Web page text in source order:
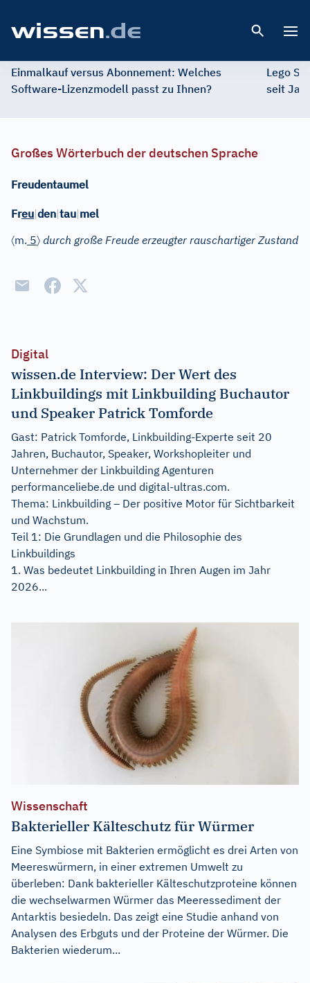
Einmalkauf versus Abonnement: Welches
Software-Lizenzmodell passt zu Ihnen?
Lego
seit
Großes Wörterbuch der deutschen Sprache
Freudentaumel
Freu|den|tau|mel
〈m. 5〉 durch große Freude erzeugter rauschartiger Zustand
Digital
wissen.de Interview: Der Wert des
Linkbuildings mit Linkbuilding Buchautor
und Speaker Patrick Tomforde
Gast: Patrick Tomforde, Linkbuilding-Experte seit 20
Jahren, Buchautor, Speaker, Workshopleiter und
Unternehmer der Linkbuilding Agenturen
performanceliebe.de und digital-ultras.com.
Thema: Linkbuilding – Der positive Motor für Sichtbarkeit
und Wachstum.
Teil 1: Die Grundlagen und die Philosophie des
Linkbuildings
1. Was bedeutet Linkbuilding in Ihren Augen im Jahr
2026...
Wissenschaft
Bakterieller Kälteschutz für Würmer
Eine Symbiose mit Bakterien ermöglicht es drei Arten von
Meereswürmern, in einer extremen Umwelt zu
überleben: Dank bakterieller Kälteschutzproteine können
die wechselwarmen Würmer das Meeressediment der
Antarktis besiedeln. Das zeigt eine Studie anhand von
Analysen des Erbguts und der Proteine der Würmer. Die
Bakterien wiederum...